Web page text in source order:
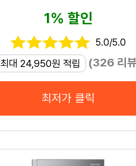
1% 할인
5.0/5.0
최대 24,950원 적립 (326 리
최저가 클릭